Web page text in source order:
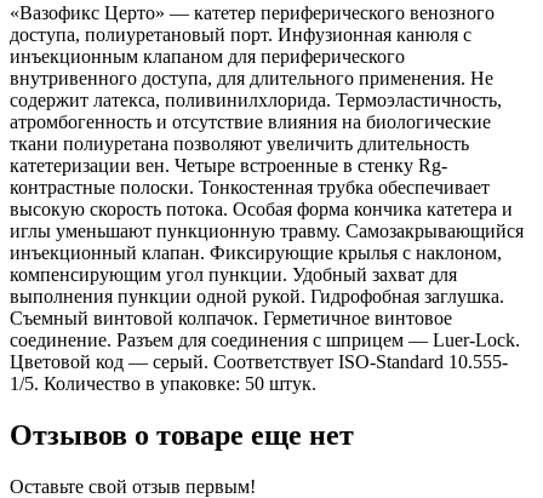
«Вазофикс Церто» — катетер периферического венозного
доступа, полиуретановый порт. Инфузионная канюля с
инъекционным клапаном для периферического
внутривенного доступа, для длительного применения. Не
содержит латекса, поливинилхлорида. Термоэластичность,
атромбогенность и отсутствие влияния на биологические
ткани полиуретана позволяют увеличить длительность
катетеризации вен. Четыре встроенные в стенку Rg-
контрастные полоски. Тонкостенная трубка обеспечивает
высокую скорость потока. Особая форма кончика катетера и
иглы уменьшают пункционную травму. Самозакрывающийся
инъекционный клапан. Фиксирующие крылья с наклоном,
компенсирующим угол пункции. Удобный захват для
выполнения пункции одной рукой. Гидрофобная заглушка.
Съемный винтовой колпачок. Герметичное винтовое
соединение. Разъем для соединения с шприцем — Luer-Lock.
Цветовой код — серый. Соответствует ISO-Standard 10.555-
1/5. Количество в упаковке: 50 штук.
Отзывов о товаре еще нет
Оставьте свой отзыв первым!